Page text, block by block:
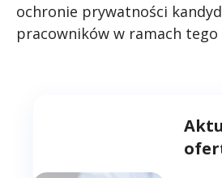
ochronie prywatności
pracowników w ramach tego